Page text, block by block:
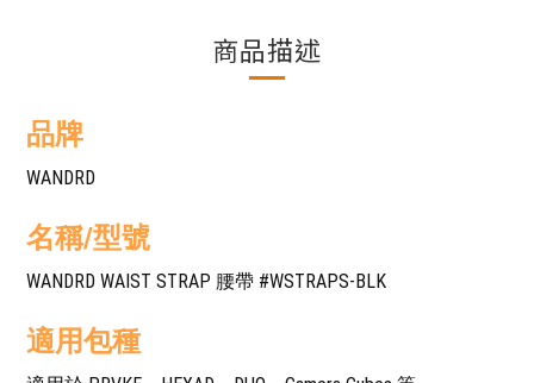
商品描述
品牌
WANDRD
名稱/型號
WANDRD WAIST STRAP 腰帶 #WSTRAPS-BLK
適用包種